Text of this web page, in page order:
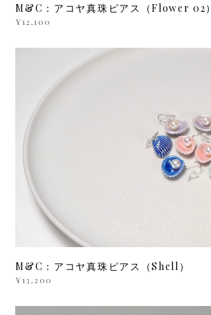
M&C：アコヤ真珠ピアス（Flower 02）
¥12,100
M&C：アコヤ真珠ピアス（Shell）
¥13,200